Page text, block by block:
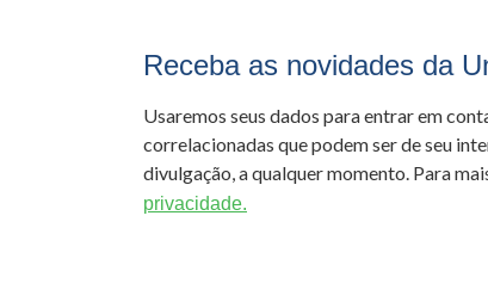
Receba as novidades da
Usaremos seus dados para entrar em
correlacionadas que podem ser de seu
divulgação, a qualquer momento. Para
privacidade.